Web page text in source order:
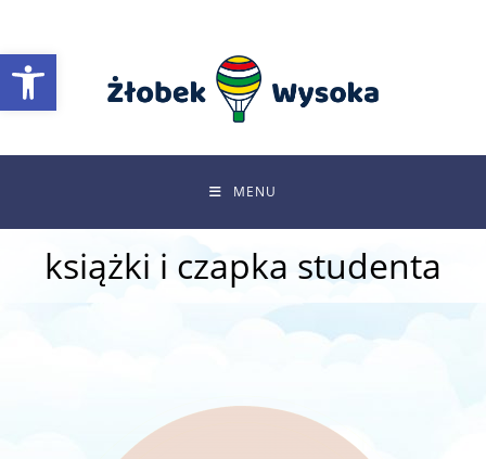
Otwórz pasek narzędzi
content
MENU
książki i czapka studenta